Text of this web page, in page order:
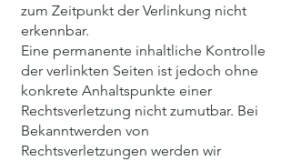
zum Zeitpunkt der Verlinkung nicht
erkennbar.
Eine permanente inhaltliche Kontrolle
der verlinkten Seiten ist jedoch ohne
konkrete Anhaltspunkte einer
Rechtsverletzung nicht zumutbar. Bei
Bekanntwerden von
Rechtsverletzungen werden wir